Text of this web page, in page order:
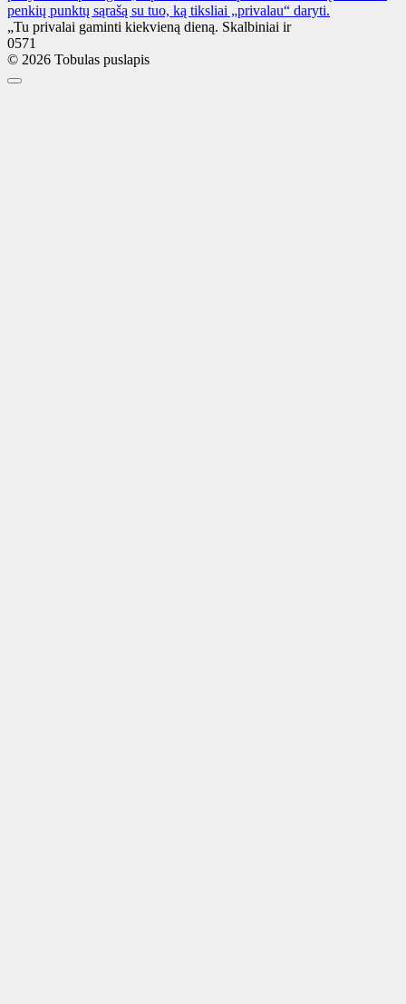
penkių punktų sąrašą su tuo, ką tiksliai „privalau“ daryti.
„Tu privalai gaminti kiekvieną dieną. Skalbiniai ir
0571
© 2026 Tobulas puslapis